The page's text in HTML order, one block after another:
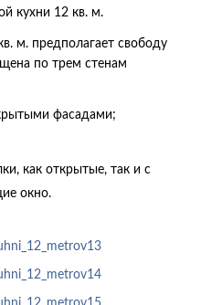
кухни 12 кв. м.
м. предполагает свободу
по трем стенам
фасадами;
как открытые, так и с
окно.